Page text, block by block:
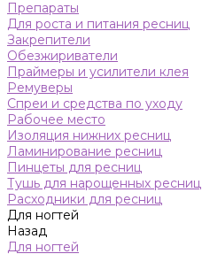
Препараты
Для роста и питания ресниц
Закрепители
Обезжириватели
Праймеры и усилители клея
Ремуверы
Спреи и средства по уходу
Рабочее место
Изоляция нижних ресниц
Ламинирование ресниц
Пинцеты для ресниц
Тушь для нарощенных ресниц
Расходники для ресниц
Для ногтей
Назад
Для ногтей